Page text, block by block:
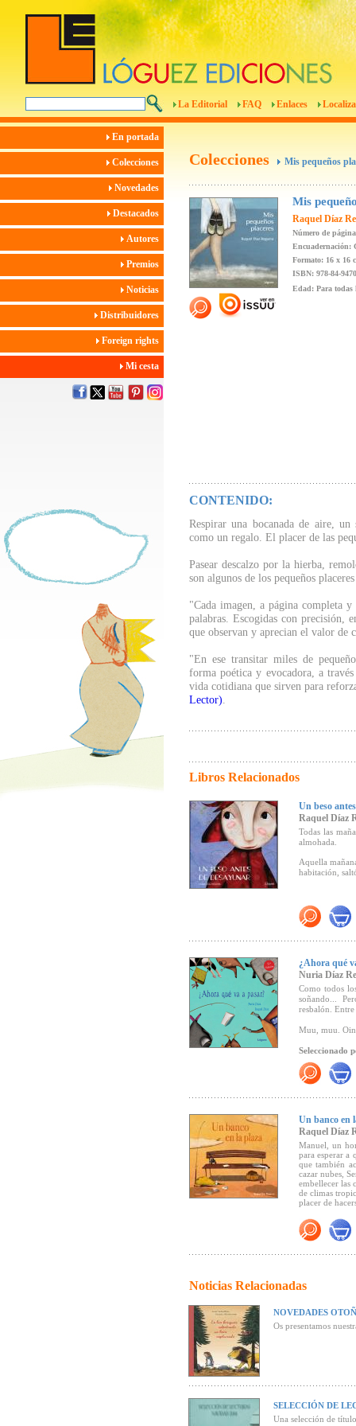
La Editorial FAQ Enlaces
En portada
Colecciones
Novedades
Destacados
Autores
Premios
Noticias
Distribuidores
Foreign rights
Mi cesta
Colecciones Mis pequeños
Mis
Raquel Díaz
Número de
Encuadernación:
Formato: 16 x 16
ISBN: 978-84-
Edad: Para todas
CONTENIDO:
Respirar una bocanada de aire, un
como un regalo. El placer de las
Pasear descalzo por la hierba,
son algunos de los pequeños
"Cada imagen, a página completa
palabras. Escogidas con precisión,
que observan y aprecian el valor de
"En ese transitar miles de
forma poética y evocadora, a través
vida cotidiana que sirven para
Lector)
Libros Relacionados
Un beso
Raquel Díaz
Todas las
almohada.
Aquella
habitación,
ternura y la
¿Ahora qué
Nuria Díaz
Como todos
soñando...
resbalón.
Muu, muu.
Seleccionado
Un banco en
Raquel Díaz
Manuel, un
para esperar a
que también
cazar nubes,
embellecer las
de climas
placer de
Noticias Relacionadas
NOVEDADES
Os presentamos
SELECCIÓN DE
Una selección de